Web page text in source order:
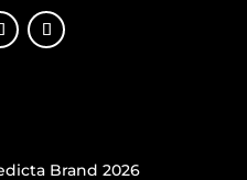
Brand 2026